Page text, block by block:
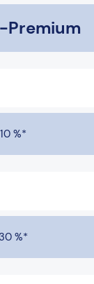
Premium
10 %*
30 %*